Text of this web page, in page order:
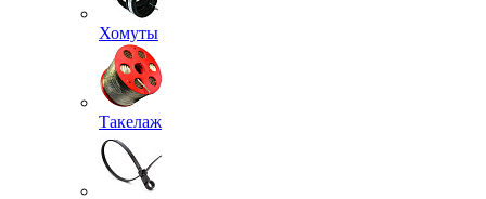
Хомуты
Такелаж